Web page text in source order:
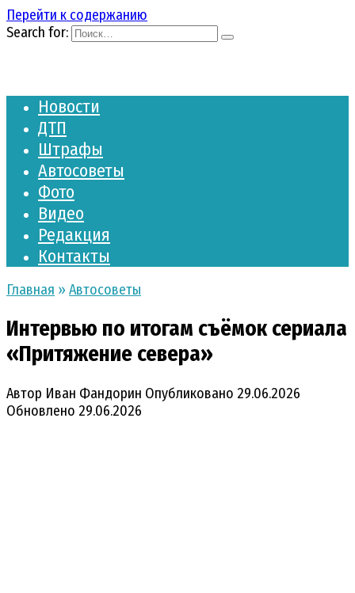
Перейти к содержанию
Search for:
Новости
ДТП
Штрафы
Автосоветы
Фото
Видео
Редакция
Контакты
Главная » Автосоветы
Интервью по итогам съёмок сериала
«Притяжение севера»
Автор Иван Фандорин Опубликовано 29.06.2026
Обновлено 29.06.2026